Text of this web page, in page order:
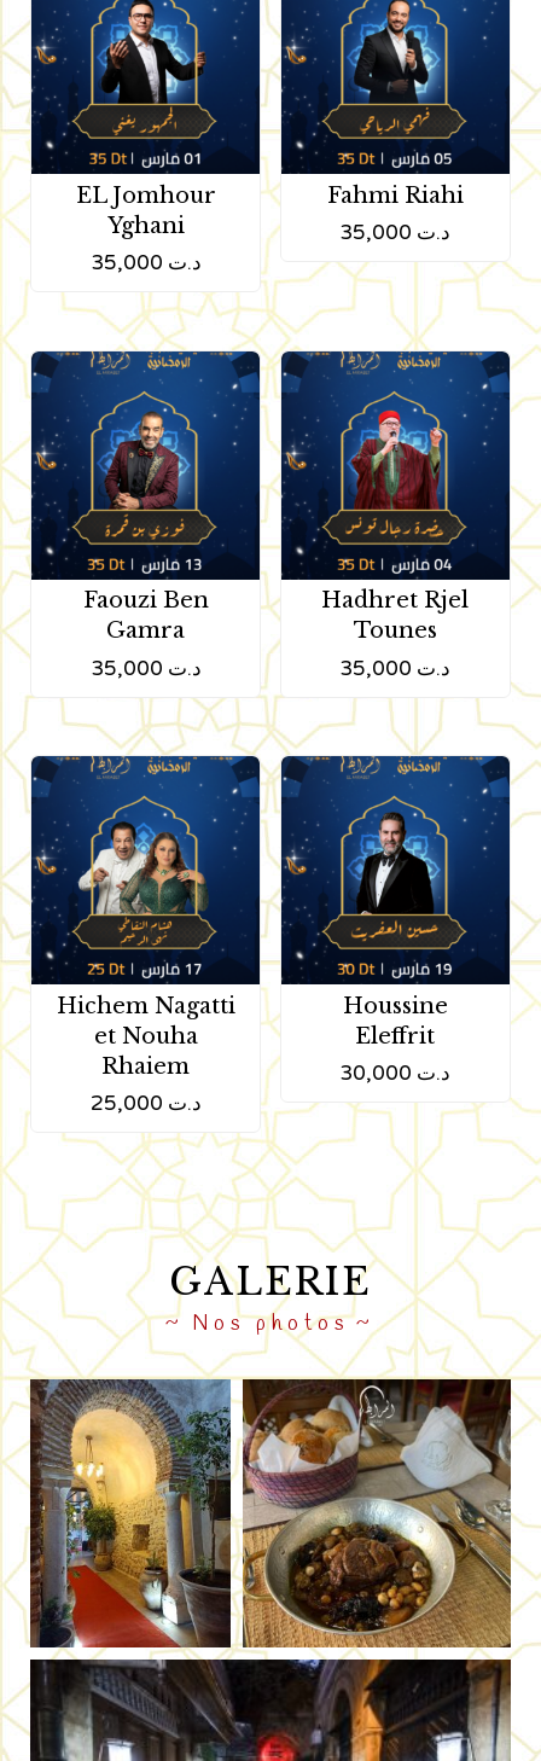
EL Jomhour
Yghani
د.ت
Fahmi Riahi
د.ت
Faouzi Ben
Gamra
د.ت
Hadhret Rjel
Tounes
د.ت
Hichem Nagatti
et Nouha
Rhaiem
د.ت
Houssine
Eleffrit
د.ت
GALERIE
Nos photos